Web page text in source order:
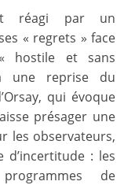
réagi par un
« regrets » face
hostile et sans
une reprise du
qui évoque
présager une
les observateurs,
: les
de